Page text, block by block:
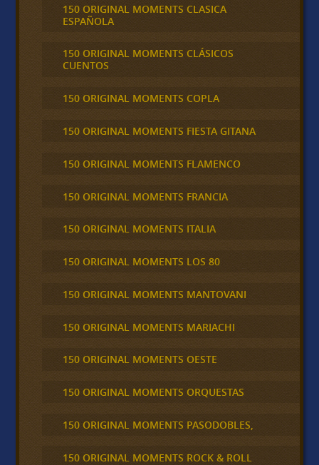
150 ORIGINAL MOMENTS CLASICA
ESPAÑOLA
150 ORIGINAL MOMENTS CLÁSICOS
CUENTOS
150 ORIGINAL MOMENTS COPLA
150 ORIGINAL MOMENTS FIESTA GITANA
150 ORIGINAL MOMENTS FLAMENCO
150 ORIGINAL MOMENTS FRANCIA
150 ORIGINAL MOMENTS ITALIA
150 ORIGINAL MOMENTS LOS 80
150 ORIGINAL MOMENTS MANTOVANI
150 ORIGINAL MOMENTS MARIACHI
150 ORIGINAL MOMENTS OESTE
150 ORIGINAL MOMENTS ORQUESTAS
150 ORIGINAL MOMENTS PASODOBLES,
150 ORIGINAL MOMENTS ROCK & ROLL